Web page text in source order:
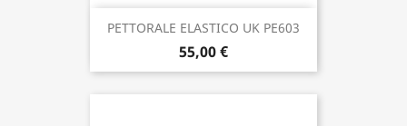
PETTORALE ELASTICO UK PE603
55,00 €